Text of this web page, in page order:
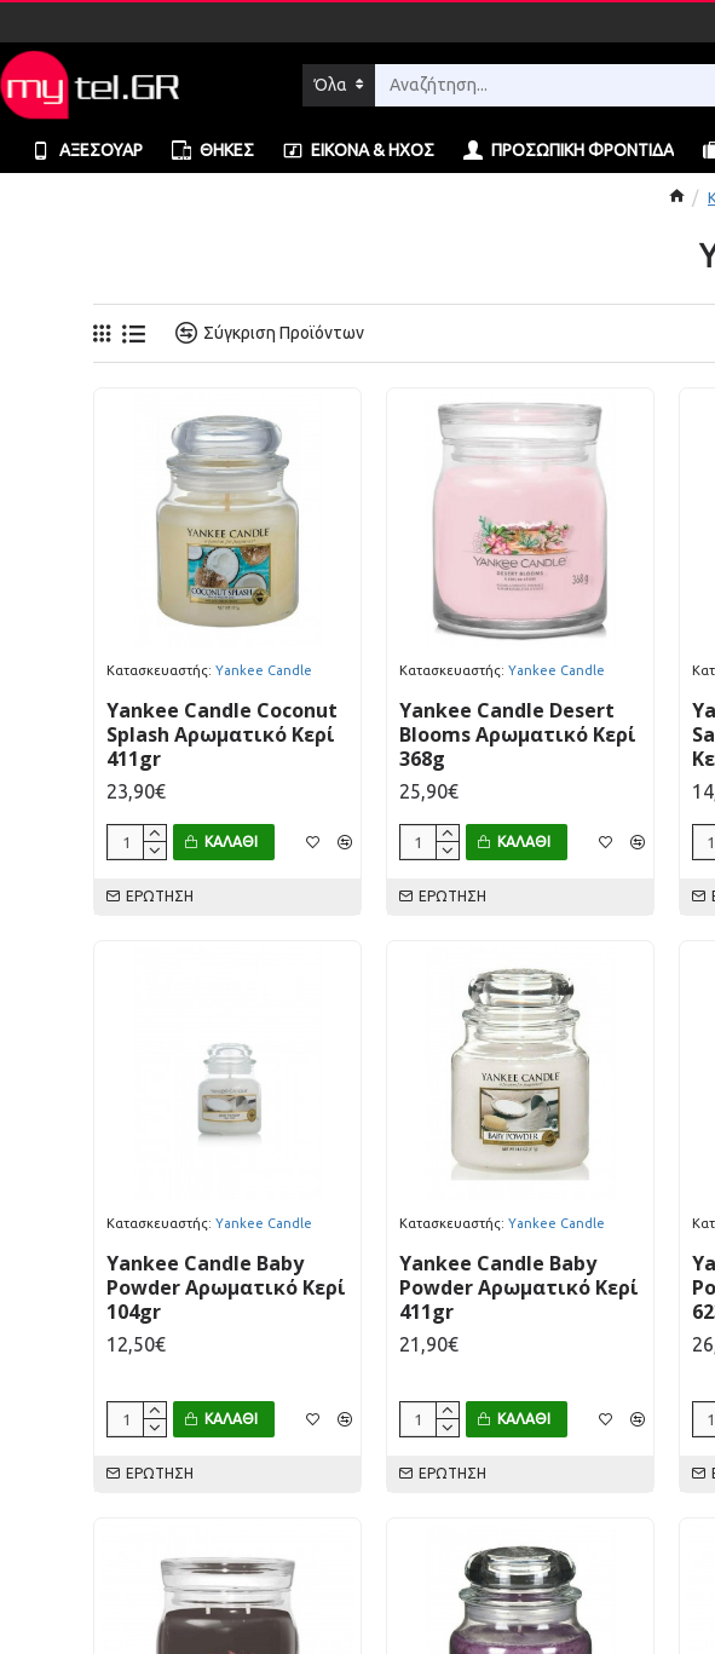
Όλα
ΑΞΕΣΟΥΆΡ ΘΉΚΕΣ ΕΙΚΌΝΑ & ΉΧΟΣ ΠΡΟΣΩΠΙΚΉ ΦΡΟΝΤΊΔΑ
Σύγκριση Προϊόντων
Κατασκευαστής: Yankee Candle
Yankee Candle Coconut
Splash Αρωματικό Κερί
411gr
23,90€
ΚΑΛΆΘΙ
ΕΡΏΤΗΣΗ
Κατασκευαστής: Yankee Candle
Yankee Candle Desert
Blooms Αρωματικό Κερί
368g
25,90€
ΚΑΛΆΘΙ
ΕΡΏΤΗΣΗ
Κατασκευαστής: Yankee Candle
Yankee Candle Baby
Powder Αρωματικό Κερί
104gr
12,50€
ΚΑΛΆΘΙ
ΕΡΏΤΗΣΗ
Κατασκευαστής: Yankee Candle
Yankee Candle Baby
Powder Αρωματικό Κερί
411gr
21,90€
ΚΑΛΆΘΙ
ΕΡΏΤΗΣΗ